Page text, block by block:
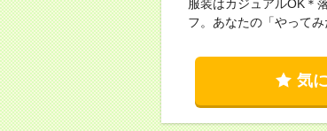
服装はカジュアルOK＊
フ。あなたの「やって
気